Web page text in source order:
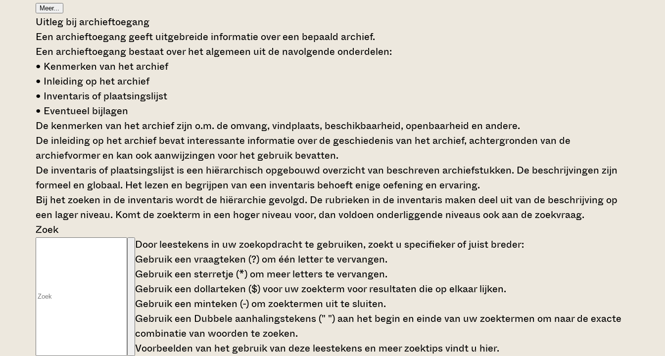
Meer...
Uitleg bij archieftoegang
Een archieftoegang geeft uitgebreide informatie over een bepaald archief.
Een archieftoegang bestaat over het algemeen uit de navolgende onderdelen:
• Kenmerken van het archief
• Inleiding op het archief
• Inventaris of plaatsingslijst
• Eventueel bijlagen
De kenmerken van het archief zijn o.m. de omvang, vindplaats, beschikbaarheid, openbaarheid en andere.
De inleiding op het archief bevat interessante informatie over de geschiedenis van het archief, achtergronden van de
archiefvormer en kan ook aanwijzingen voor het gebruik bevatten.
De inventaris of plaatsingslijst is een hiërarchisch opgebouwd overzicht van beschreven archiefstukken. De beschrijvingen zijn
formeel en globaal. Het lezen en begrijpen van een inventaris behoeft enige oefening en ervaring.
Bij het zoeken in de inventaris wordt de hiërarchie gevolgd. De rubrieken in de inventaris maken deel uit van de beschrijving op
een lager niveau. Komt de zoekterm in een hoger niveau voor, dan voldoen onderliggende niveaus ook aan de zoekvraag.
Zoek
Door leestekens in uw zoekopdracht te gebruiken, zoekt u specifieker of juist breder:
Gebruik een vraagteken (?) om één letter te vervangen.
Gebruik een sterretje (*) om meer letters te vervangen.
Gebruik een dollarteken ($)voor uw zoekterm voor resultaten die op elkaar lijken.
Gebruik een minteken (-) om zoektermen uit te sluiten.
Gebruik een Dubbele aanhalingstekens (" ") aan het begin en einde van uw zoektermen om naar de exacte
combinatie van woorden te zoeken.
Voorbeelden van het gebruik van deze leestekens en meer zoektips vindt u hier.